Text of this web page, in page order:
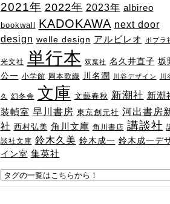
2021年 2022年 2023年 albireo
bookwall KADOKAWA next door
design welle design アルビレオ ポプラ
光文社 単行本 双葉社 名久井直子 坂
公一 小学館 岡本歌織 川名潤 川谷デザイン 川
久 幻冬舎 文庫 文藝春秋 新潮社 新潮
装幀室 早川書房 東京創元社 河出書房
社 西村弘美 角川文庫 角川書店 講談社
談社文庫 鈴木久美 鈴木成一 鈴木成一デ
イン室 集英社